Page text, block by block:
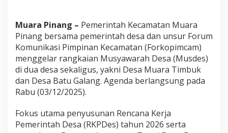
o
k
u
s
B
a
h
a
K
P
Muara Pinang – Pemerintah Kecamatan Muara
Pinang bersama pemerintah desa dan unsur Forum
Komunikasi Pimpinan Kecamatan (Forkopimcam)
menggelar rangkaian Musyawarah Desa (Musdes)
di dua desa sekaligus, yakni Desa Muara Timbuk
dan Desa Batu Galang. Agenda berlangsung pada
Rabu (03/12/2025).
Fokus utama penyusunan Rencana Kerja
Pemerintah Desa (RKPDes) tahun 2026 serta